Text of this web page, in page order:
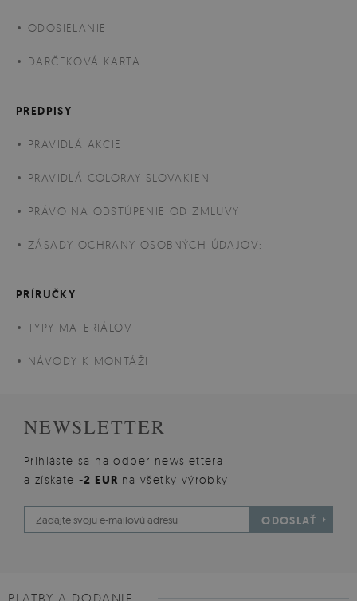
ODOSIELANIE
DARČEKOVÁ KARTA
PREDPISY
PRAVIDLÁ AKCIE
PRAVIDLÁ COLORAY SLOVAKIEN
PRÁVO NA ODSTÚPENIE OD ZMLUVY
ZÁSADY OCHRANY OSOBNÝCH ÚDAJOV:
PRÍRUČKY
TYPY MATERIÁLOV
NÁVODY K MONTÁŽI
NEWSLETTER
Prihláste sa na odber newslettera
a získate -2 EUR na všetky výrobky
ODOSLAŤ
PLATBY A DODANIE